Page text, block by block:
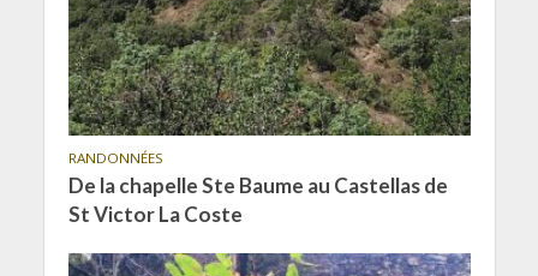
RANDONNÉES
De la chapelle Ste Baume au Castellas de
St Victor La Coste